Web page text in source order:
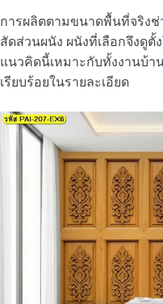
การผลิตตามขนาดพื้นที่จริง
สัดส่วนผนัง ผนังที่เลือกจึงดู
แนวคิดนี้เหมาะกับทั้งงานบ้า
เรียบร้อยในรายละเอียด